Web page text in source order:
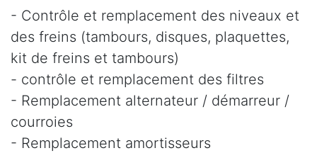
- Contrôle et remplacement des niveaux et
des freins (tambours, disques, plaquettes,
kit de freins et tambours)
- contrôle et remplacement des filtres
- Remplacement alternateur / démarreur /
courroies
- Remplacement amortisseurs